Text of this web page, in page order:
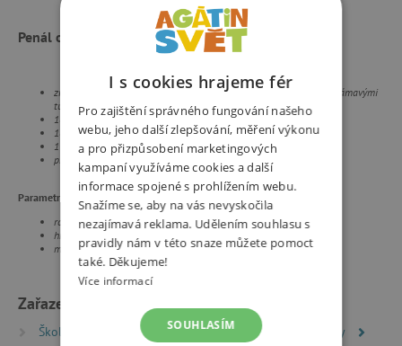
Penál obsahuje:
značkové trojhranné pastelky německé firmy Eberhard Faber s nelámavými
tuhami
18 tenkých trojhranných pastelek, krásné barvy i stříbrná a zlatá
18 fixů
1 tlustá trojhranná tužka a 1 tenká trojhranná tužka
pravítko rovné 15 cm, guma, dvojité ořezávátko, nůžky a lepidlo
Parametry:
rozměry: v.13 x š.20 x h.7 cm
hmotnost: 590 g
materiál: polyester
Zařazeno v kategoriích
Školní batohy a aktovky
Školní potřeby a pomůcky
I s cookies hrajeme fér
Pro zajištění správného fungování našeho
webu, jeho další zlepšování, měření výkonu
a pro přizpůsobení marketingových
kampaní využíváme cookies a další
informace spojené s prohlížením webu.
Snažíme se, aby na vás nevyskočila
nezajímavá reklama. Udělením souhlasu s
pravidly nám v této snaze můžete pomoct
také. Děkujeme!
Více informací
SOUHLASÍM